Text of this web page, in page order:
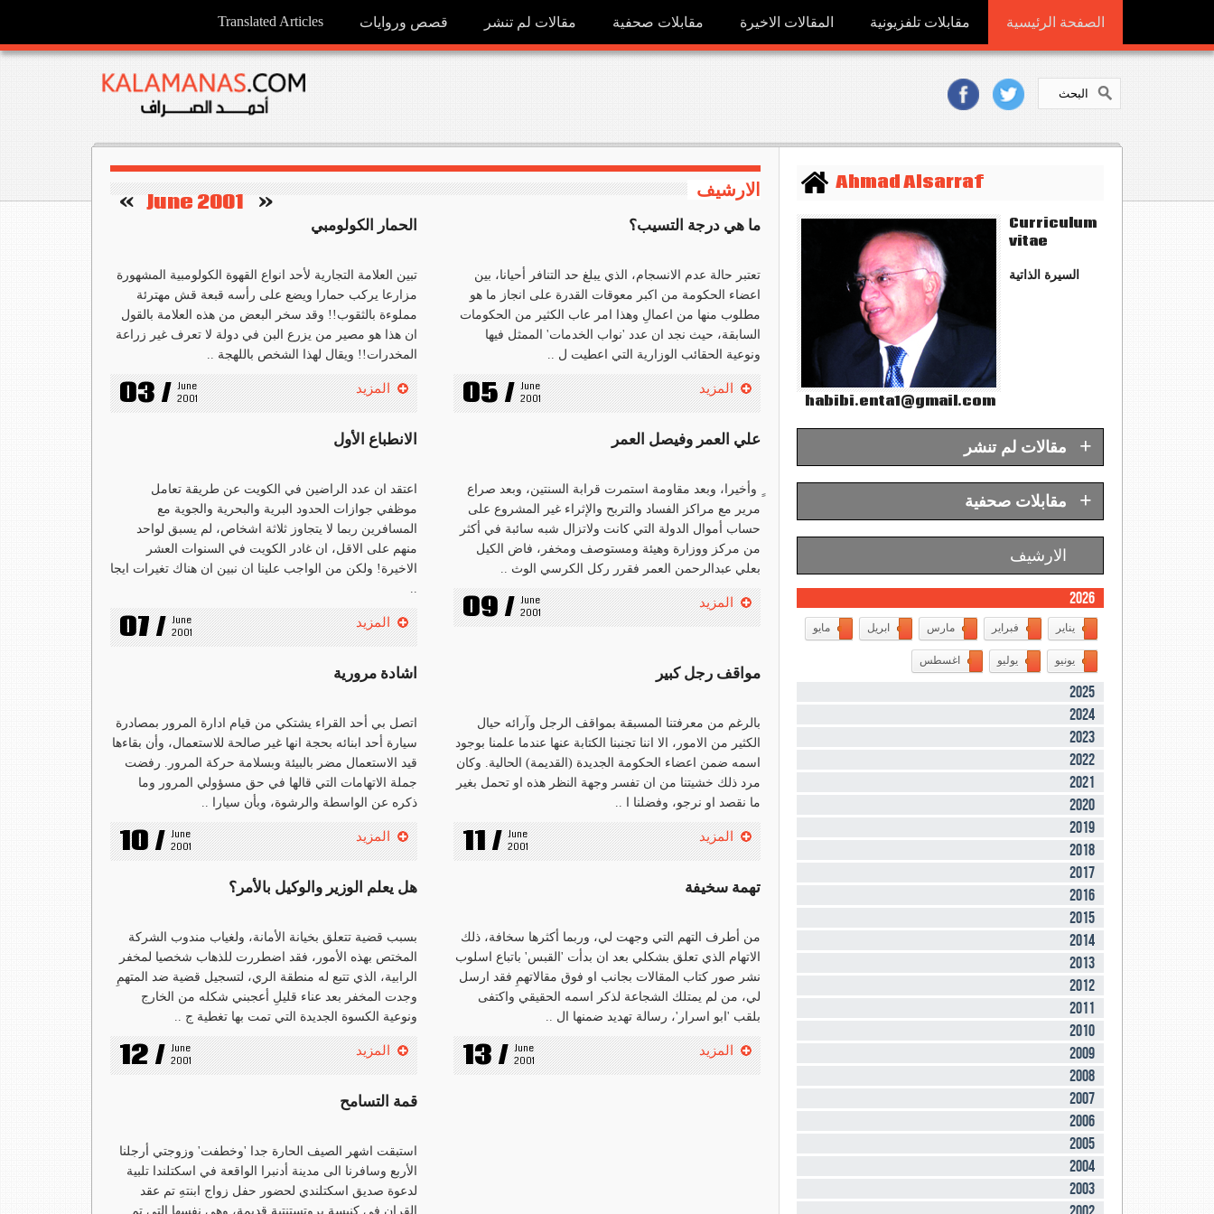
الصفحة الرئيسية مقابلات تلفزيونية المقالات الاخيرة مقابلات صحفية مقالات لم تنشر قصص وروايات Translated Articles
الارشيف «
June 2001
»
الحمار الكولومبي
تبين العلامة التجارية لأحد انواع القهوة الكولومبية المشهورة
مزارعا يركب حمارا ويضع على رأسه قبعة قش مهترئة
مملوءة بالثقوب!! وقد سخر البعض من هذه العلامة بالقول
ان هذا هو مصير من يزرع البن في دولة لا تعرف غير زراعة
المخدرات!! ويقال لهذا الشخص باللهجة ..
03 / June
2001
المزيد
ما هي درجة التسيب؟
تعتبر حالة عدم الانسجام، الذي يبلغ حد التنافر أحيانا، بين
اعضاء الحكومة من اكبر معوقات القدرة على انجاز ما هو
مطلوب منها من اعمالِ وهذا امر عاب الكثير من الحكومات
السابقة، حيث نجد ان عدد 'نواب الخدمات' الممثل فيها
ونوعية الحقائب الوزارية التي اعطيت ل ..
05 / June
2001
المزيد
الانطباع الأول
اعتقد ان عدد الراضين في الكويت عن طريقة تعامل
موظفي جوازات الحدود البرية والبحرية والجوية مع
المسافرين ربما لا يتجاوز ثلاثة اشخاص، لم يسبق لواحد
منهم على الاقل، ان غادر الكويت في السنوات العشر
الاخيرة! ولكن من الواجب علينا ان نبين ان هناك تغيرات ايجا
..
07 / June
2001
المزيد
علي العمر وفيصل العمر
ِِ وأخيرا، وبعد مقاومة استمرت قرابة السنتين، وبعد صراع
مرير مع مراكز الفساد والتربح والإثراء غير المشروع على
حساب أموال الدولة التي كانت ولاتزال شبه سائبة في أكثر
من مركز ووزارة وهيئة ومستوصف ومخفر، فاض الكيل
بعلي عبدالرحمن العمر فقرر ركل الكرسي الوث ..
09 / June
2001
المزيد
اشادة مرورية
اتصل بي أحد القراء يشتكي من قيام ادارة المرور بمصادرة
سيارة أحد ابنائه بحجة انها غير صالحة للاستعمال، وأن بقاءها
قيد الاستعمال مضر بالبيئة وبسلامة حركة المرور. رفضت
جملة الاتهامات التي قالها في حق مسؤولي المرور وما
ذكره عن الواسطة والرشوة، وبأن سيارا ..
10 / June
2001
المزيد
مواقف رجل كبير
بالرغم من معرفتنا المسبقة بمواقف الرجل وآرائه حيال
الكثير من الامور، الا اننا تجنبنا الكتابة عنها عندما علمنا بوجود
اسمه ضمن اعضاء الحكومة الجديدة (القديمة) الحالية. وكان
مرد ذلك خشيتنا من ان تفسر وجهة النظر هذه او تحمل بغير
ما نقصد او نرجو، وفضلنا ا ..
11 / June
2001
المزيد
هل يعلم الوزير والوكيل بالأمر؟
بسبب قضية تتعلق بخيانة الأمانة، ولغياب مندوب الشركة
المختص بهذه الأمور، فقد اضطررت للذهاب شخصيا لمخفر
الرابية، الذي تتبع له منطقة الري، لتسجيل قضية ضد المتهمِ
وجدت المخفر بعد عناء قليلِ أعجبني شكله من الخارج
ونوعية الكسوة الجديدة التي تمت بها تغطية ج ..
12 / June
2001
المزيد
تهمة سخيفة
من أطرف التهم التي وجهت لي، وربما أكثرها سخافة، ذلك
الاتهام الذي تعلق بشكلي بعد ان بدأت 'القبس' باتباع اسلوب
نشر صور كتاب المقالات بجانب او فوق مقالاتهمِ فقد ارسل
لي، من لم يمتلك الشجاعة لذكر اسمه الحقيقي واكتفى
بلقب 'ابو اسرار'، رسالة تهديد ضمنها ال ..
13 / June
2001
المزيد
قمة التسامح
استبقت اشهر الصيف الحارة جدا 'وخطفت' وزوجتي أرجلنا
الأربع وسافرنا الى مدينة أدنبرا الواقعة في اسكتلندا تلبية
لدعوة صديق اسكتلندي لحضور حفل زواج ابنتهِ تم عقد
القران في كنيسة بروتستنتية قديمة، وهي نفسها التي تم
Ahmad Alsarraf
Curriculum
vitae
السيرة الذاتية
habibi.enta1@gmail.com
مقالات لم تنشر +
مقابلات صحفية +
الارشيف
2026
يناير فبراير مارس ابريل مايو
يونيو يوليو اغسطس
2025
2024
2023
2022
2021
2020
2019
2018
2017
2016
2015
2014
2013
2012
2011
2010
2009
2008
2007
2006
2005
2004
2003